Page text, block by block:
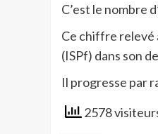
C’est le nombre
Ce chiffre relevé
(ISPf) dans son
Il progresse par
2578